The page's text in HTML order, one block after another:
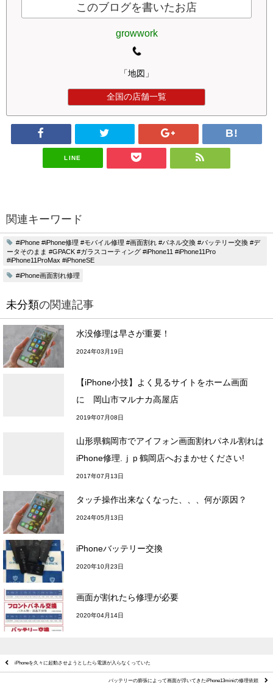
このブログを書いたお店
growwork
「地図」
全国の店舗一覧
LINE
関連キーワード
#iPhone #iPhone修理 #モバイル修理 #画面割れ #パネル交換 #バッテリー交換 #デ
ータそのまま #GPACK #ガラスコーティング #iPhone11 #iPhone11Pro
#iPhone11ProMax #iPhoneSE
#iPhone画面割れ修理
未分類の関連記事
水没修理は早さが重要！
2024年03月19日
【iPhone小技】よく見るサイトをホーム画面
に 岡山市マルナカ高屋店
2019年07月08日
山形県鶴岡市でアイフォン画面割れパネル割れは
iPhone修理.ｊｐ鶴岡店へおまかせください!
2017年07月13日
タッチ操作出来なくなった、、、何が原因？
2024年05月13日
iPhoneバッテリー交換
2020年10月23日
画面が割れたら修理が必要
2020年04月14日
iPhoneを久々に起動させようとしたら電源が入らなくっていた
バッテリーの膨張によって画面が浮いてきたiPhone13miniの修理依頼